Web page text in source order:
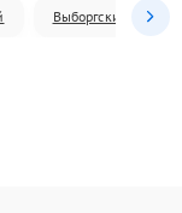
Выборгский